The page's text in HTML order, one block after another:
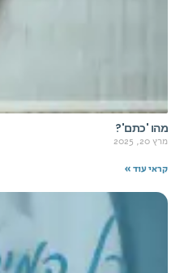
מהו 'כתם'?
מרץ 20, 2025
קראי עוד »